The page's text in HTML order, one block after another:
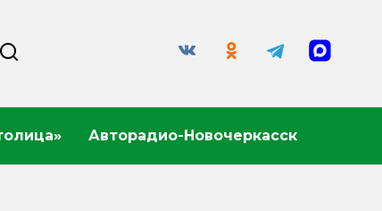
Авторадио-Новочеркасск